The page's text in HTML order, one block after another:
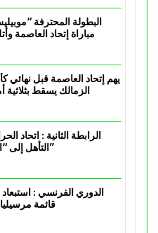
البطولة المحترفة
مباراة إتحاد العاصمة
يهم إتحاد العاصمة قبل نهائي
الرابطة الثانية : اتحاد
التأهل إلى “البلاي أوف”
الدوري الفرنسي :
قائمة